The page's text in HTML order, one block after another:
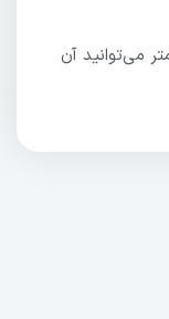
می‌توانید آن